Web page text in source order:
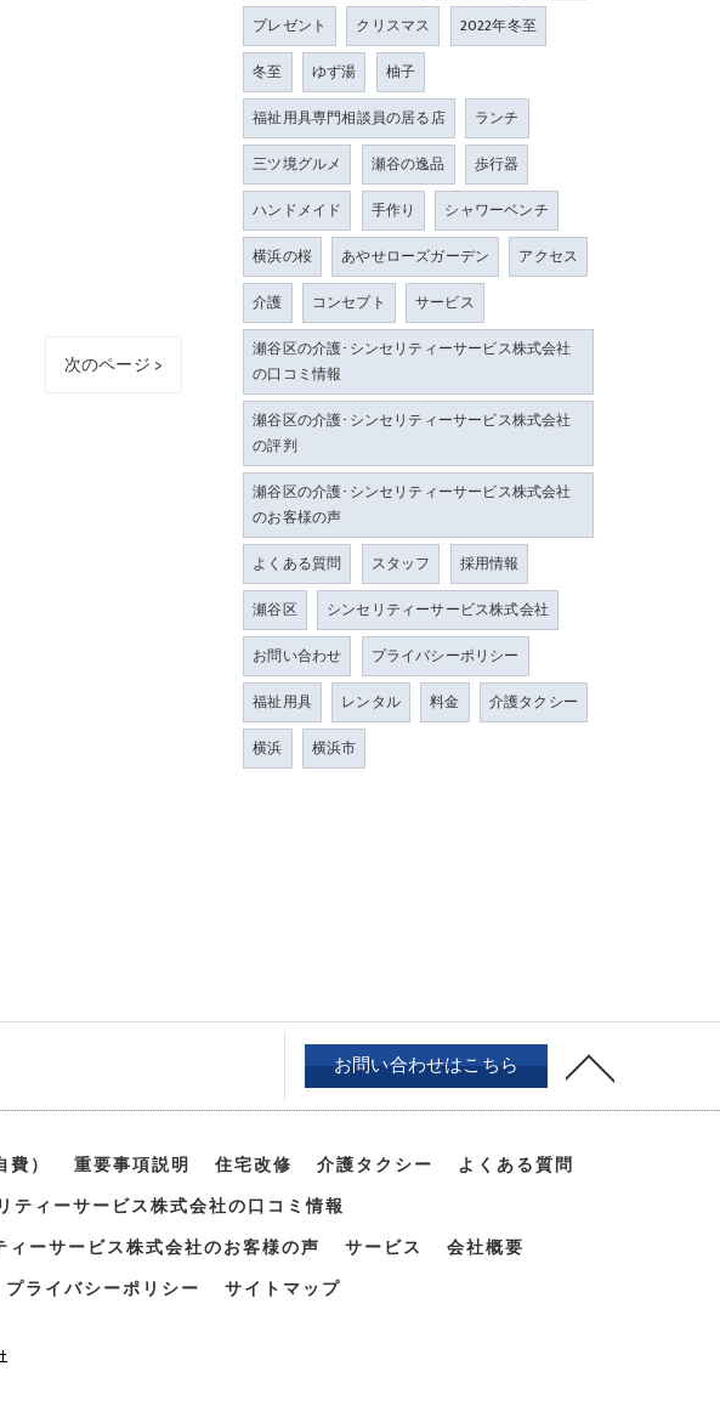
次のページ >
プレゼント
クリスマス
2022年冬至
冬至
ゆず湯
柚子
福祉用具専門相談員の居る店
ランチ
三ツ境グルメ
瀬谷の逸品
歩行器
ハンドメイド
手作り
シャワーベンチ
横浜の桜
あやせローズガーデン
アクセス
介護
コンセプト
サービス
瀬谷区の介護･シンセリティーサービス株式会社
の口コミ情報
瀬谷区の介護･シンセリティーサービス株式会社
の評判
瀬谷区の介護･シンセリティーサービス株式会社
のお客様の声
よくある質問
スタッフ
採用情報
瀬谷区
シンセリティーサービス株式会社
お問い合わせ
プライバシーポリシー
福祉用具
レンタル 料金
介護タクシー
横浜
横浜市
お問い合わせはこちら
） 重要事項説明 住宅改修 介護タクシー
よくある質問
ティーサービス株式会社の口コミ情報
ーサービス株式会社のお客様の声 サービス
会社概要
プライバシーポリシー サイトマップ